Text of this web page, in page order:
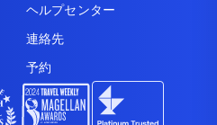
ヘルプセンター
連絡先
予約